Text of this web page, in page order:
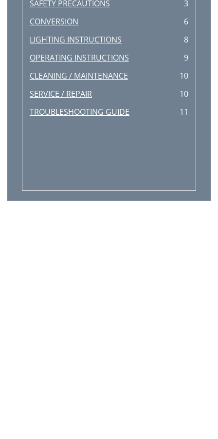
SAFETY PRECAUTIONS
3
CONVERSION
6
LIGHTING INSTRUCTIONS
8
OPERATING INSTRUCTIONS
9
CLEANING / MAINTENANCE
10
SERVICE / REPAIR
10
TROUBLESHOOTING GUIDE
11